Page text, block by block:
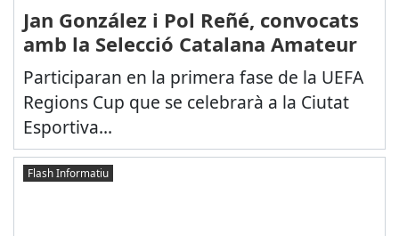
Jan González i Pol Reñé, convocats
amb la Selecció Catalana Amateur
Participaran en la primera fase de la UEFA
Regions Cup que se celebrarà a la Ciutat
Esportiva...
Flash Informatiu